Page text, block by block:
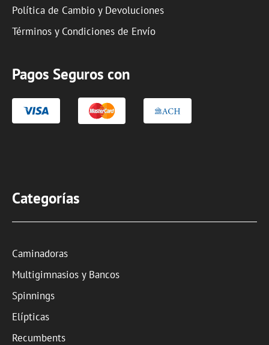
Política de Cambio y Devoluciones
Términos y Condiciones de Envío
Pagos Seguros con
Categorías
Caminadoras
Multigimnasios y Bancos
Spinnings
Elípticas
Recumbents